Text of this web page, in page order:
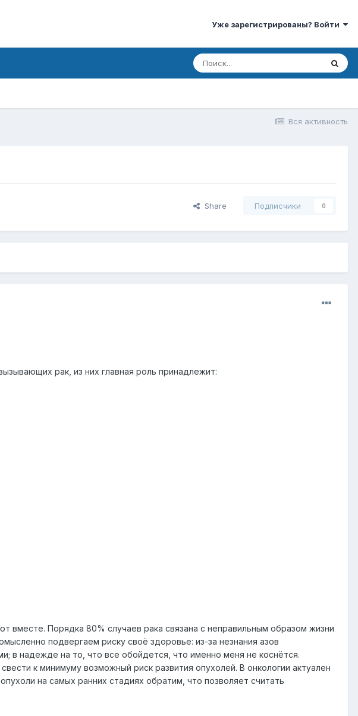
Уже зарегистрированы? Войти
Вся активность
Share Подписчики 0
рак, из них главная роль принадлежит:
вместе. Порядка 80% случаев рака связана с неправильным образом жизни
подвергаем риску своё здоровье: из-за незнания азов
в надежде на то, что все обойдется, что именно меня не коснётся.
к минимуму возможный риск развития опухолей. В онкологии актуален
на самых ранних стадиях обратим, что позволяет считать